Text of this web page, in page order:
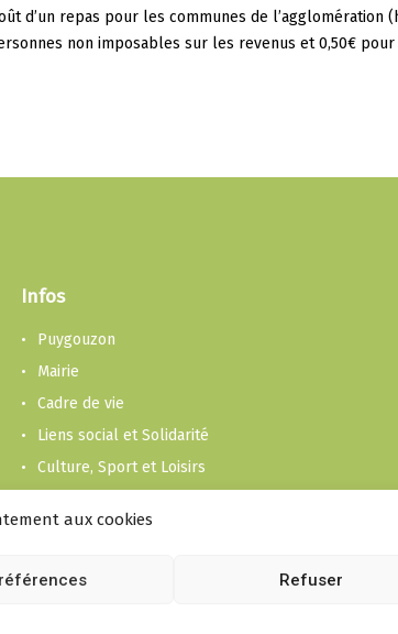
aux cookies
Refuser
d’un repas pour les communes de l’agglomération
non imposables sur les revenus et 0,50€
Infos
Puygouzon
Mairie
Cadre de vie
Liens social et Solidarité
Culture, Sport et Loisirs
Economie